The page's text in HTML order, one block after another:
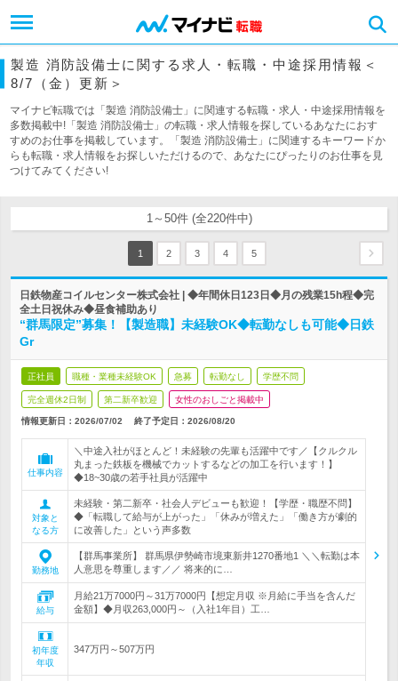
製造 消防設備士に関する求人・転職・中途採用情報＜
8/7（金）更新＞
マイナビ転職では「製造 消防設備士」に関連する転職・求人・中途採用情報を
多数掲載中!「製造 消防設備士」の転職・求人情報を探しているあなたにおす
すめのお仕事を掲載しています。「製造 消防設備士」に関連するキーワードか
らも転職・求人情報をお探しいただけるので、あなたにぴったりのお仕事を見
つけてみてください!
1～50件 (全220件中)
1 2 3 4 5
日鉄物産コイルセンター株式会社 | ◆年間休日123日◆月の残業15h程◆完
全土日祝休み◆昼食補助あり
“群馬限定”募集！【製造職】未経験OK◆転勤なしも可能◆日鉄
Gr
正社員 職種・業種未経験OK 急募 転勤なし 学歴不問
完全週休2日制 第二新卒歓迎 女性のおしごと掲載中
情報更新日：2026/07/02 終了予定日： 2026/08/20
仕事内容
＼中途入社がほとんど！未経験の先輩も活躍中です／【クルクル
丸まった鉄板を機械でカットするなどの加工を行います！】
◆18~30歳の若手社員が活躍中
対象と
なる方
未経験・第二新卒・社会人デビューも歓迎！【学歴・職歴不問】
◆「転職して給与が上がった」「休みが増えた」「働き方が劇的
に改善した」という声多数
勤務地
【群馬事業所】 群馬県伊勢崎市境東新井1270番地1 ＼＼転勤は本
人意思を尊重します／／ 将来的に…
給与
月給21万7000円～31万7000円【想定月収 ※月給に手当を含んだ
金額】◆月収263,000円～（入社1年目）工…
初年度
年収
347万円～507万円